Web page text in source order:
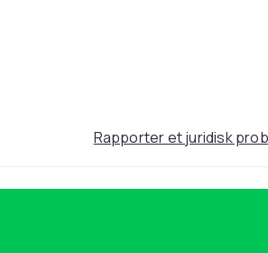
Rapporter et juridisk